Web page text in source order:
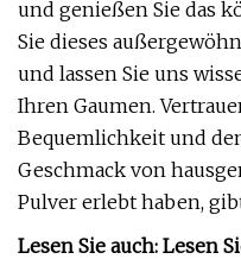
und genießen Sie das
Sie dieses
und lassen Sie uns
Ihren Gaumen.
Bequemlichkeit und
Geschmack von
Pulver erlebt haben,
Lesen Sie auch: Lesen